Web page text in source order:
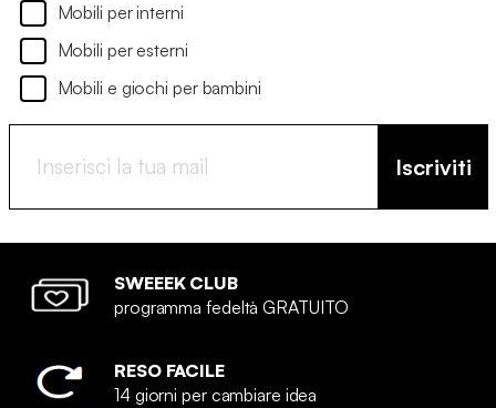
Mobili per interni
Mobili per esterni
Mobili e giochi per bambini
Iscriviti
SWEEEK CLUB
programma fedeltà GRATUITO
RESO FACILE
14 giorni per cambiare idea